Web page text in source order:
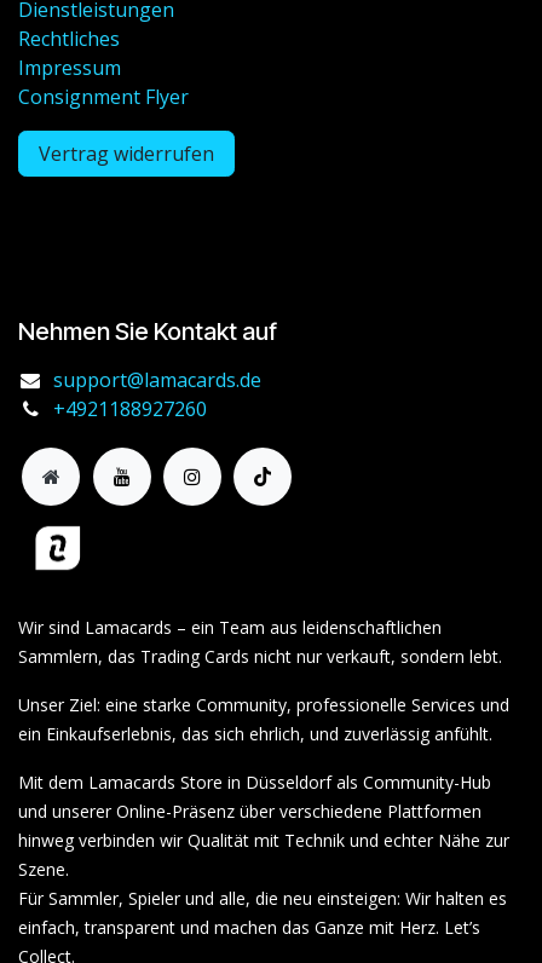
Dienstleistungen
Rechtliches
Impressum
Consignment Flyer
Vertrag widerrufen
Nehmen Sie Kontakt auf
support@lamacards.de
+4921188927260
Wir sind Lamacards – ein Team aus leidenschaftlichen
Sammlern, das Trading Cards nicht nur verkauft, sondern lebt.
Unser Ziel: eine starke Community, professionelle Services und
ein Einkaufserlebnis, das sich ehrlich, und zuverlässig anfühlt.
Mit dem Lamacards Store in Düsseldorf als Community-Hub
und unserer Online-Präsenz über verschiedene Plattformen
hinweg verbinden wir Qualität mit Technik und echter Nähe zur
Szene.
Für Sammler, Spieler und alle, die neu einsteigen: Wir halten es
einfach, transparent und machen das Ganze mit Herz. Let’s
Collect.